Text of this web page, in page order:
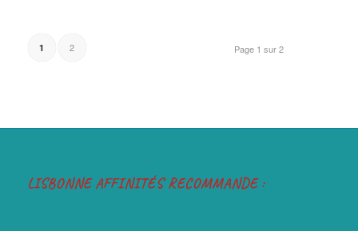
Page 1 sur 2
1 2
LISBONNE AFFINITÉS RECOMMANDE :